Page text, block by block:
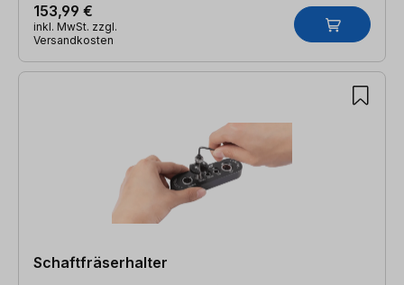
153,99 €
inkl. MwSt. zzgl.
Versandkosten
Schaftfräserhalter